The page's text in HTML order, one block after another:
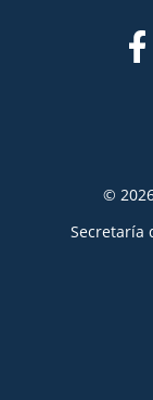
©
Secretaría